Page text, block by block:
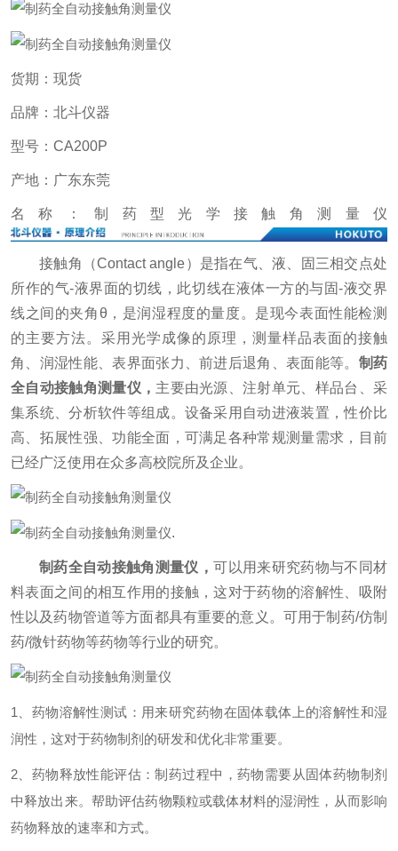
货期：现货
品牌：北斗仪器
型号：CA200P
产地：广东东莞
名称：制药型光学接触角测量仪
接触角（Contact angle）是指在气、液、固三相交点处
所作的气-液界面的切线，此切线在液体一方的与固-液交界
线之间的夹角θ，是润湿程度的量度。是现今表面性能检测
的主要方法。采用光学成像的原理，测量样品表面的接触
角、润湿性能、表界面张力、前进后退角、表面能等。 制药
全自动接触角测量仪 ， 主要由光源、注射单元、样品台、采
集系统、分析软件等组成。设备采用自动进液装置，性价比
高、拓展性强、功能全面，可满足各种常规测量需求，目前
已经广泛使用在众多高校院所及企业。
.
制药全自动接触角测量仪，可以用来研究药物与不同材
料表面之间的相互作用的接触，这对于药物的溶解性、吸附
性以及药物管道等方面都具有重要的意义。可用于制药/仿制
药/微针药物等药物等行业的研究。
1、药物溶解性测试：用来研究药物在固体载体上的溶解性和湿
润性，这对于药物制剂的研发和优化非常重要。
2、药物释放性能评估：制药过程中，药物需要从固体药物制剂
中释放出来。帮助评估药物颗粒或载体材料的湿润性，从而影响
药物释放的速率和方式。